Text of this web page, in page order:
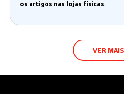
os artigos nas lojas físicas.
VER MAIS